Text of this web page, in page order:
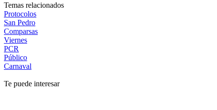
Temas relacionados
Protocolos
San Pedro
Comparsas
Viernes
PCR
Público
Carnaval
Te puede interesar